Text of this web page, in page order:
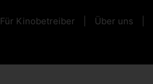
Für Kinobetreiber Über uns